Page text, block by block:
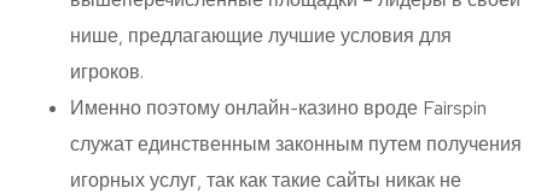
нише, предлагающие лучшие условия для
игроков.
Именно поэтому онлайн-казино вроде Fairspin
служат единственным законным путем получения
игорных услуг, так как такие сайты никак не